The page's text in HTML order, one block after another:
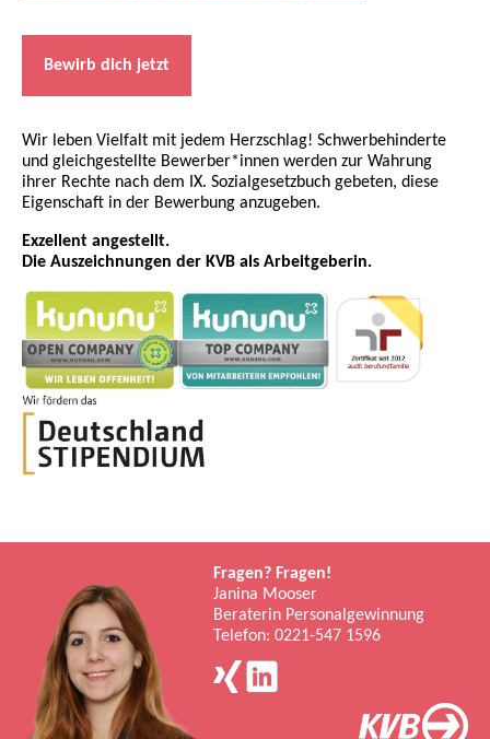
Bewirb dich jetzt
Wir leben Vielfalt mit jedem Herzschlag! Schwerbehinderte
und gleichgestellte Bewerber*innen werden zur Wahrung
ihrer Rechte nach dem IX. Sozialgesetzbuch gebeten, diese
Eigenschaft in der Bewerbung anzugeben.
Exzellent angestellt.
Die Auszeichnungen der KVB als Arbeitgeberin.
Fragen? Fragen!
Janina Mooser
Beraterin Personalgewinnung
Telefon: 0221-547 1596